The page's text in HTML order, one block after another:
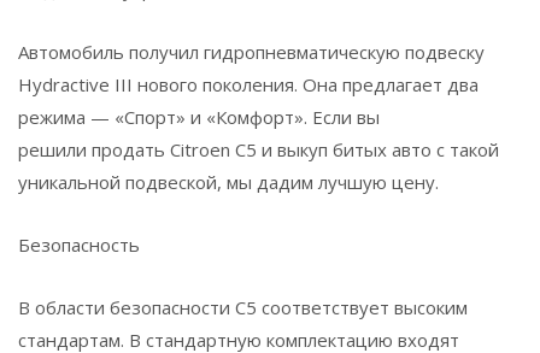
Автомобиль получил гидропневматическую подвеску
Hydractive III нового поколения. Она предлагает два
режима — «Спорт» и «Комфорт». Если вы
решили продать Citroen C5 и выкуп битых авто с такой
уникальной подвеской, мы дадим лучшую цену.
Безопасность
В области безопасности C5 соответствует высоким
стандартам. В стандартную комплектацию входят